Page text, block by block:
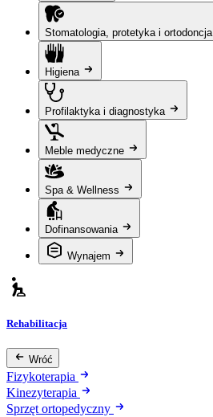
Stomatologia, protetyka i ortodoncja
Higiena
Profilaktyka i diagnostyka
Meble medyczne
Spa & Wellness
Dofinansowania
Wynajem
Rehabilitacja
Wróć
Fizykoterapia
Kinezyterapia
Sprzęt ortopedyczny